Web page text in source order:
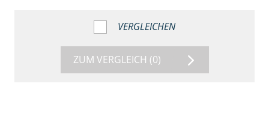
VERGLEICHEN
ZUM VERGLEICH (0)